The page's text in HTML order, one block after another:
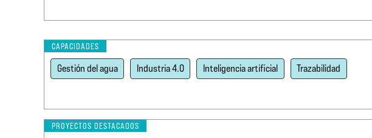
Gestión del agua Industria 4.0 Inteligencia artificial Trazabilidad
CAPACIDADES
PROYECTOS DESTACADOS